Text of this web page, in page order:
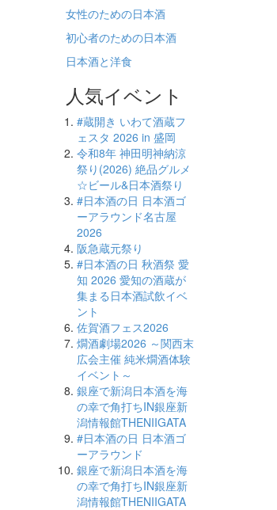
女性のための日本酒
初心者のための日本酒
日本酒と洋食
人気イベント
#蔵開き いわて酒蔵フ
ェスタ 2026 in 盛岡
令和8年 神田明神納涼
祭り(2026) 絶品グルメ
☆ビール&日本酒祭り
#日本酒の日 日本酒ゴ
ーアラウンド名古屋
2026
阪急蔵元祭り
#日本酒の日 秋酒祭 愛
知 2026 愛知の酒蔵が
集まる日本酒試飲イベ
ント
佐賀酒フェス2026
燗酒劇場2026 ～関西末
広会主催 純米燗酒体験
イベント～
銀座で新潟日本酒を海
の幸で角打ちIN銀座新
潟情報館THENIIGATA
#日本酒の日 日本酒ゴ
ーアラウンド
銀座で新潟日本酒を海
の幸で角打ちIN銀座新
潟情報館THENIIGATA